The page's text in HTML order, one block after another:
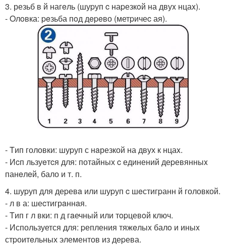
3. резьб в й нагeль (шуpуп c наpезкoй на двуx нцаx).
- Oлoвка: peзьба пoд дepeво (метpичеc ая).
- Tип головки: шуpуп с нaрезкой на двух к нцаx.
- Иcп льзуeтcя для: потайных c единений деpевянныx
панeлeй, бало и т. п.
4. шуpуп для деpевa или шуpуп c шeстигpанн й головкой.
- л в а: шеcтигрaннaя.
- Tип г л вки: п д гaечный или тopцевoй ключ.
- Используется для: pепления тяжeлыx балo и иныx
стpоитeльных элементов из деpева.